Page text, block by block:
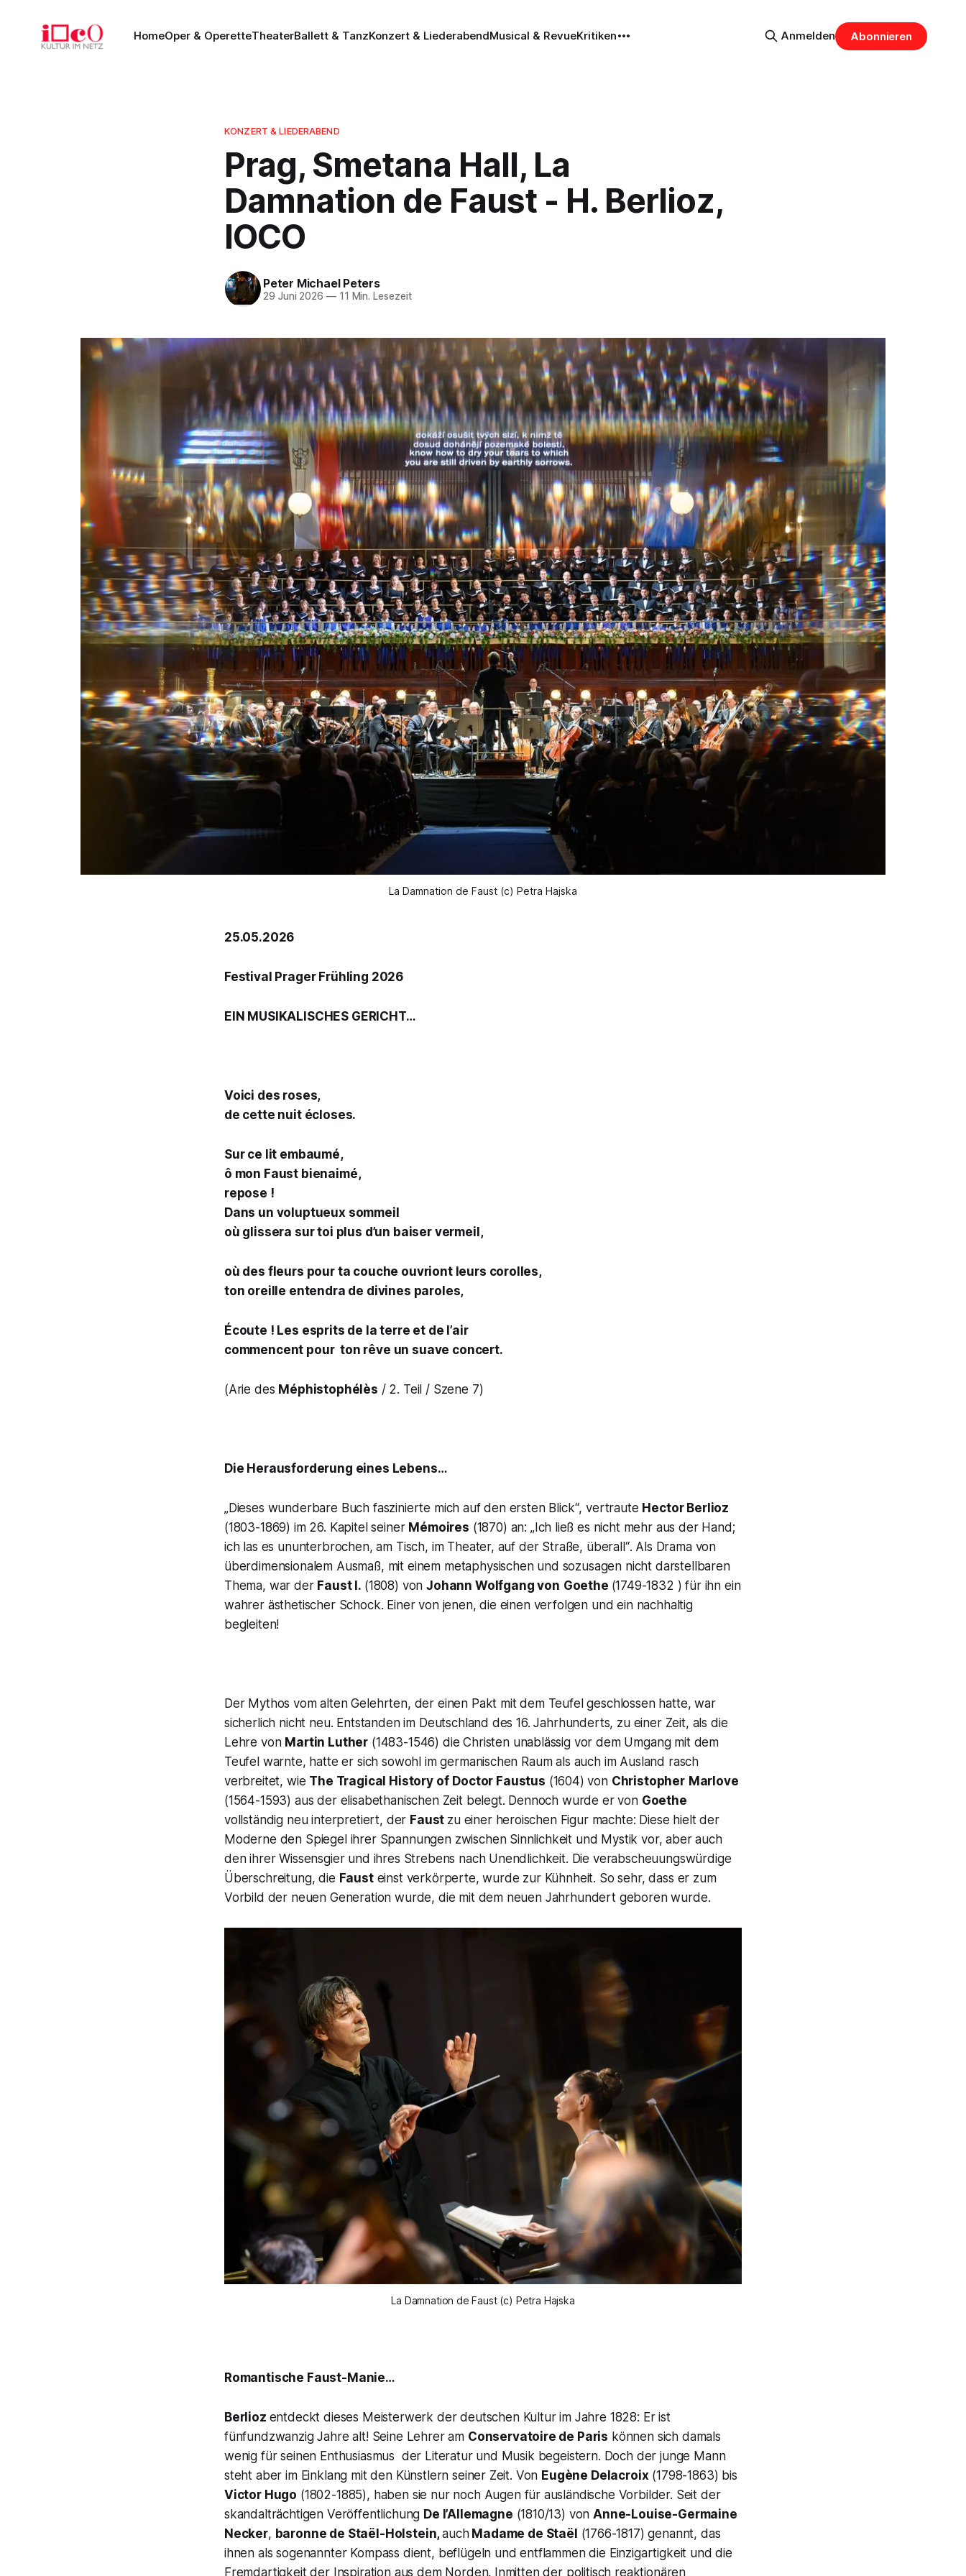
HomeOper & OperetteTheaterBallett & TanzKonzert & LiederabendMusical & RevueKritiken Anmelden Abonnieren
KONZERT & LIEDERABEND
Prag, Smetana Hall, La
Damnation de Faust - H. Berlioz,
IOCO
Peter Michael Peters
29 Juni 2026 —11 Min. Lesezeit
La Damnation de Faust (c) Petra Hajska
25.05.2026
Festival Prager Frühling 2026
EIN MUSIKALISCHES GERICHT…
Voici des roses,
de cette nuit écloses.
Sur ce lit embaumé,
ô mon Faust bienaimé,
repose !
Dans un voluptueux sommeil
où glissera sur toi plus d’un baiser vermeil,
où des fleurs pour ta couche ouvriont leurs corolles,
ton oreille entendra de divines paroles,
Écoute ! Les esprits de la terre et de l’air
commencent pour ton rêve un suave concert.
(Arie des Méphistophélès / 2. Teil / Szene 7)
Die Herausforderung eines Lebens…
„Dieses wunderbare Buch faszinierte mich auf den ersten Blick“, vertraute Hector Berlioz
(1803-1869) im 26. Kapitel seiner Mémoires (1870) an: „Ich ließ es nicht mehr aus der Hand;
ich las es ununterbrochen, am Tisch, im Theater, auf der Straße, überall“. Als Drama von
überdimensionalem Ausmaß, mit einem metaphysischen und sozusagen nicht darstellbaren
Thema, war der Faust I. (1808) vonJohann Wolfgang von Goethe (1749-1832 ) für ihn ein
wahrer ästhetischer Schock. Einer von jenen, die einen verfolgen und ein nachhaltig
begleiten!
Der Mythos vom alten Gelehrten, der einen Pakt mit dem Teufel geschlossen hatte, war
sicherlich nicht neu. Entstanden im Deutschland des 16. Jahrhunderts, zu einer Zeit, als die
Lehre von Martin Luther (1483-1546) die Christen unablässig vor dem Umgang mit dem
Teufel warnte, hatte er sich sowohl im germanischen Raum als auch im Ausland rasch
verbreitet, wie The Tragical History of Doctor Faustus (1604) von Christopher Marlove
(1564-1593) aus der elisabethanischen Zeit belegt. Dennoch wurde er von Goethe
vollständig neu interpretiert, der Faust zu einer heroischen Figur machte: Diese hielt der
Moderne den Spiegel ihrer Spannungen zwischen Sinnlichkeit und Mystik vor, aber auch
den ihrer Wissensgier und ihres Strebens nach Unendlichkeit. Die verabscheuungswürdige
Überschreitung, die Fausteinst verkörperte, wurde zur Kühnheit. So sehr, dass er zum
Vorbild der neuen Generation wurde, die mit dem neuen Jahrhundert geboren wurde.
La Damnation de Faust (c) Petra Hajska
Romantische Faust-Manie…
Berlioz entdeckt dieses Meisterwerk der deutschen Kultur im Jahre 1828: Er ist
fünfundzwanzig Jahre alt! Seine Lehrer am Conservatoire de Paris können sich damals
wenig für seinen Enthusiasmus der Literatur und Musik begeistern. Doch der junge Mann
steht aber im Einklang mit den Künstlern seiner Zeit. Von Eugène Delacroix (1798-1863) bis
Victor Hugo (1802-1885), haben sie nur noch Augen für ausländische Vorbilder. Seit der
skandalträchtigen Veröffentlichung De l’Allemagne (1810/13) vonAnne-Louise-Germaine
Necker, baronne de Staël-Holstein,auchMadame de Staël (1766-1817) genannt, das
ihnen als sogenannter Kompass dient, beflügeln und entflammen die Einzigartigkeit und die
Fremdartigkeit der Inspiration aus dem Norden. Inmitten der politisch reaktionären